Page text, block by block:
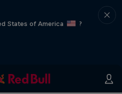
States of America
?
Guseli